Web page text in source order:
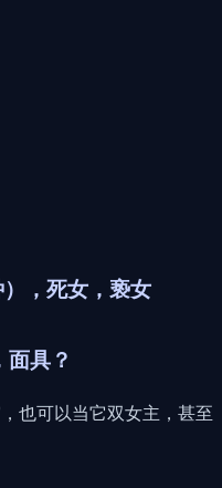
，死女，亵女
面具？
也可以当它双女主，甚至